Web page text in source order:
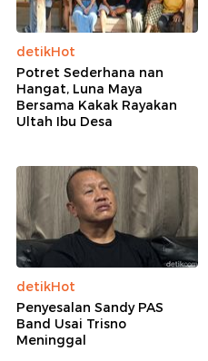
detikHot
Potret Sederhana nan
Hangat, Luna Maya
Bersama Kakak Rayakan
Ultah Ibu Desa
detikHot
Penyesalan Sandy PAS
Band Usai Trisno
Meninggal